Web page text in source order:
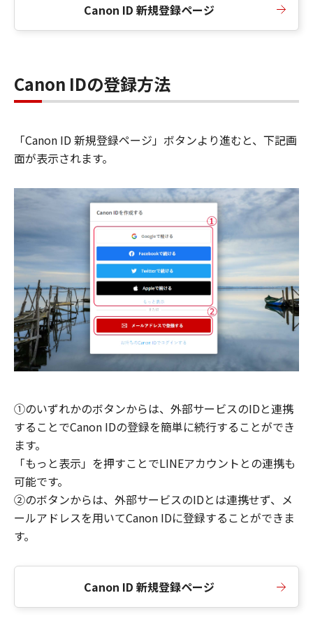
Canon ID 新規登録ページ
Canon IDの登録方法
「Canon ID 新規登録ページ」ボタンより進むと、下記画
面が表示されます。
①のいずれかのボタンからは、外部サービスのIDと連携
することでCanon IDの登録を簡単に続行することができ
ます。
「もっと表示」を押すことでLINEアカウントとの連携も
可能です。
②のボタンからは、外部サービスのIDとは連携せず、メ
ールアドレスを用いてCanon IDに登録することができま
す。
Canon ID 新規登録ページ